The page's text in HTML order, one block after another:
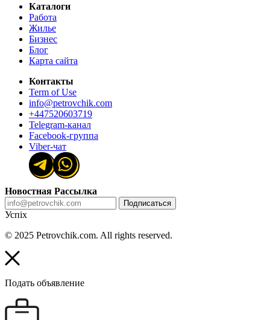
Каталоги
Работа
Жилье
Бизнес
Блог
Карта сайта
Контакты
Term of Use
info@petrovchik.com
+447520603719
Telegram-канал
Facebook-группа
Viber-чат
Новостная Рассылка
Подписаться
Успіх
© 2025 Petrovchik.com. All rights reserved.
Подать объявление